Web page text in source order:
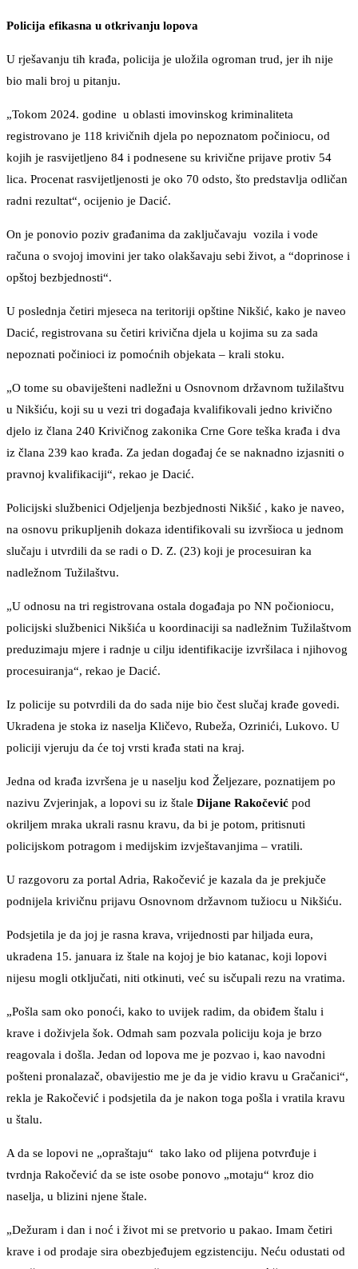
Policija efikasna u otkrivanju lopova
U rješavanju tih krađa, policija je uložila ogroman trud, jer ih nije
bio mali broj u pitanju.
„Tokom 2024. godine u oblasti imovinskog kriminaliteta
registrovano je 118 krivičnih djela po nepoznatom počiniocu, od
kojih je rasvijetljeno 84 i podnesene su krivične prijave protiv 54
lica. Procenat rasvijetljenosti je oko 70 odsto, što predstavlja odličan
radni rezultat“, ocijenio je Dacić.
On je ponovio poziv građanima da zaključavaju vozila i vode
računa o svojoj imovini jer tako olakšavaju sebi život, a “doprinose i
opštoj bezbjednosti“.
U poslednja četiri mjeseca na teritoriji opštine Nikšić, kako je naveo
Dacić, registrovana su četiri krivična djela u kojima su za sada
nepoznati počinioci iz pomoćnih objekata – krali stoku.
„O tome su obaviješteni nadležni u Osnovnom državnom tužilaštvu
u Nikšiću, koji su u vezi tri događaja kvalifikovali jedno krivično
djelo iz člana 240 Krivičnog zakonika Crne Gore teška krađa i dva
iz člana 239 kao krađa. Za jedan događaj će se naknadno izjasniti o
pravnoj kvalifikaciji“, rekao je Dacić.
Policijski službenici Odjeljenja bezbjednosti Nikšić , kako je naveo,
na osnovu prikupljenih dokaza identifikovali su izvršioca u jednom
slučaju i utvrdili da se radi o D. Z. (23) koji je procesuiran ka
nadležnom Tužilaštvu.
„U odnosu na tri registrovana ostala događaja po NN počioniocu,
policijski službenici Nikšića u koordinaciji sa nadležnim Tužilaštvom
preduzimaju mjere i radnje u cilju identifikacije izvršilaca i njihovog
procesuiranja“, rekao je Dacić.
Iz policije su potvrdili da do sada nije bio čest slučaj krađe govedi.
Ukradena je stoka iz naselja Kličevo, Rubeža, Ozrinići, Lukovo. U
policiji vjeruju da će toj vrsti krađa stati na kraj.
Jedna od krađa izvršena je u naselju kod Željezare, poznatijem po
nazivu Zvjerinjak, a lopovi su iz štale Dijane Rakočević pod
okriljem mraka ukrali rasnu kravu, da bi je potom, pritisnuti
policijskom potragom i medijskim izvještavanjima – vratili.
U razgovoru za portal Adria, Rakočević je kazala da je prekjuče
podnijela krivičnu prijavu Osnovnom državnom tužiocu u Nikšiću.
Podsjetila je da joj je rasna krava, vrijednosti par hiljada eura,
ukradena 15. januara iz štale na kojoj je bio katanac, koji lopovi
nijesu mogli otključati, niti otkinuti, već su isčupali rezu na vratima.
„Pošla sam oko ponoći, kako to uvijek radim, da obiđem štalu i
krave i doživjela šok. Odmah sam pozvala policiju koja je brzo
reagovala i došla. Jedan od lopova me je pozvao i, kao navodni
pošteni pronalazač, obavijestio me je da je vidio kravu u Gračanici“,
rekla je Rakočević i podsjetila da je nakon toga pošla i vratila kravu
u štalu.
A da se lopovi ne „opraštaju“ tako lako od plijena potvrđuje i
tvrdnja Rakočević da se iste osobe ponovo „motaju“ kroz dio
naselja, u blizini njene štale.
„Dežuram i dan i noć i život mi se pretvorio u pakao. Imam četiri
krave i od prodaje sira obezbjeđujem egzistenciju. Neću odustati od